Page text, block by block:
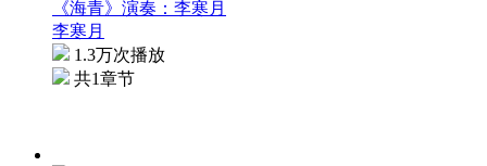
《海青》演奏：李寒月
李寒月
1.3万次播放
共1章节